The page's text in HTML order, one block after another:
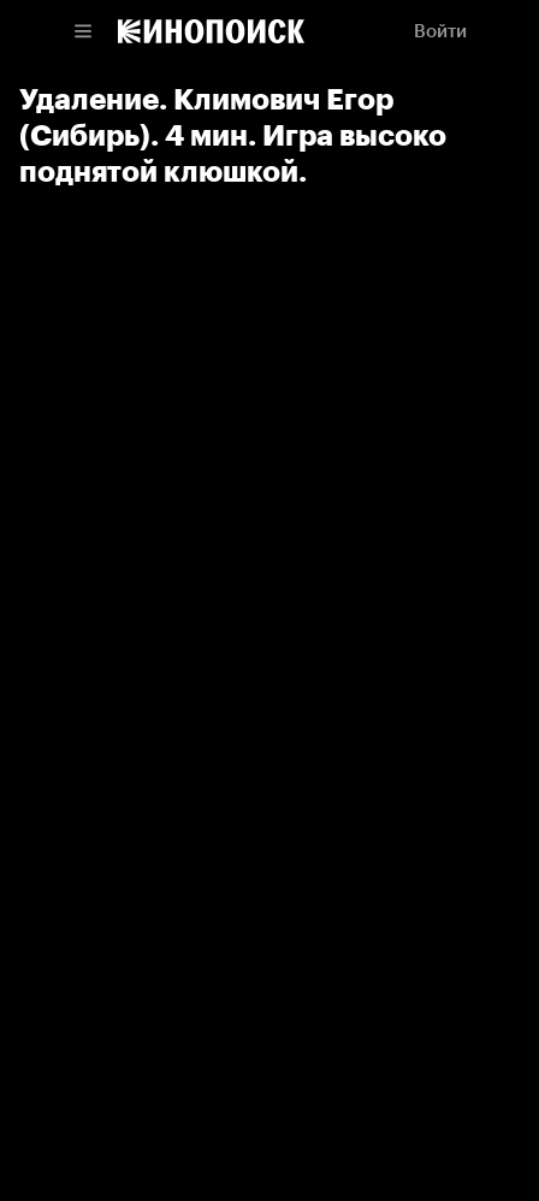
Войти
Удаление. Климович Егор
(Сибирь). 4 мин. Игра высоко
поднятой клюшкой.